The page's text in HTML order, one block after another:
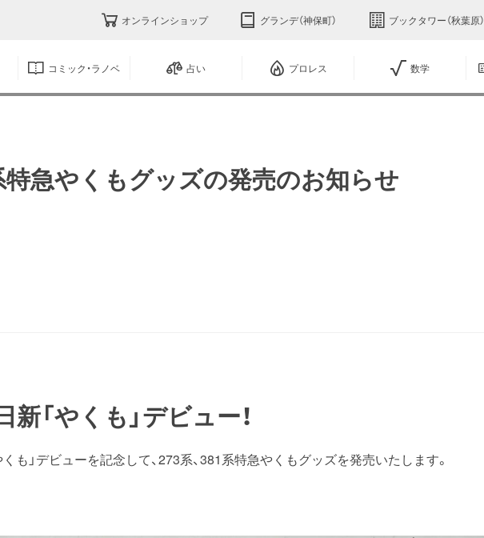
オンラインショップ グランデ（神保町） ブックタワー（秋葉原）
コミック・ラノベ 占い プロレス 数学
特急やくもグッズの発売のお知らせ
「やくも」デビュー！
くも」デビューを記念して、273系、381系特急やくもグッズを発売いたします。